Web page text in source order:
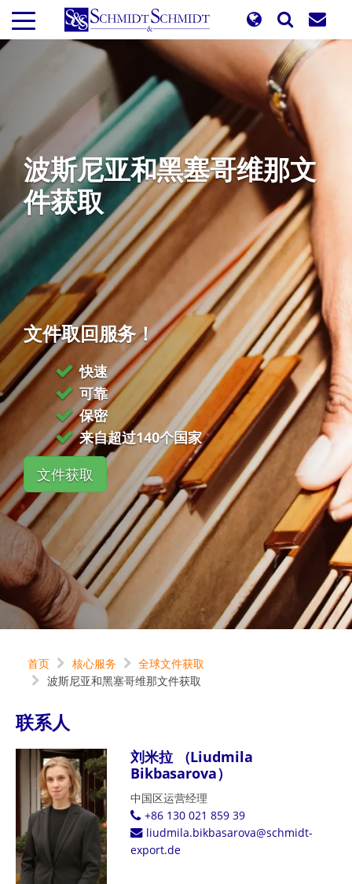
到
波斯尼亚和黑塞哥维那文
件获取
文件取回服务！
快速
可靠
保密
来自超过140个国家
文件获取
首页 核心服务
全球文件获取
波斯尼亚和黑塞哥维那文件获取
联系人
刘米拉 （Liudmila
Bikbasarova）
中国区运营经理
+86 130 021 859 39
liudmila.bikbasarova@schmidt-
export.de